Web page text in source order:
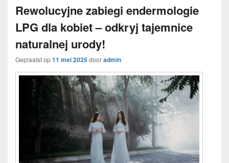
Rewolucyjne zabiegi endermologie
LPG dla kobiet – odkryj tajemnice
naturalnej urody!
Geplaatst op11 mei 2025dooradmin